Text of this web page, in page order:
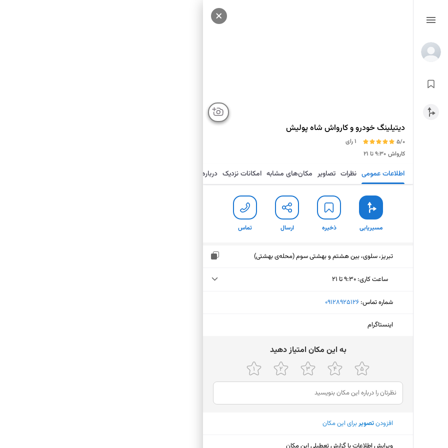
دیتیلینگ خودرو و کارواش شاه پولیش
5/0
1 رای
کارواش ۹:۳۰ تا ۲۱
اطلاعات عمومی نظرات تصاویر مکان‌های مشابه امکانات نزدیک درباره
مسیریابی ذخیره ارسال تماس
تبریز، سلوی، بین هشتم و بهشتی سوم (محله‌ی بهشتی)
ساعت کاری: ۹:۳۰ تا ۲۱
دوشنبه (امروز)
جمعه
۹:۳۰ تا ۲۱
شنبه
۹:۳۰ تا ۲۱
یکشنبه
شماره تماس: ‎09128925126
اینستاگرام
ﺑﻪ اﯾﻦ ﻣﮑﺎن اﻣﺘﯿﺎز دﻫﯿﺪ
افزودنتصویربرای این مکان